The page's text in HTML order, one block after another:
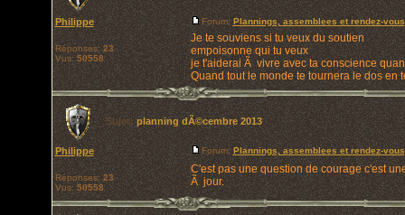
Philippe
Réponses:23
Vus:50558
Forum:Plannings, assemblees et rendez-vous
Je te souviens si tu veux du soutien
empoisonne qui tu veux
je t'aiderai Ã vivre avec ta conscience
Quand tout le monde te tournera le dos en
Sujet:planning dÃ©cembre 2013
Philippe
Réponses:23
Vus:50558
Forum:Plannings, assemblees et rendez-vous
C'est pas une question de courage c'est
Ã jour.